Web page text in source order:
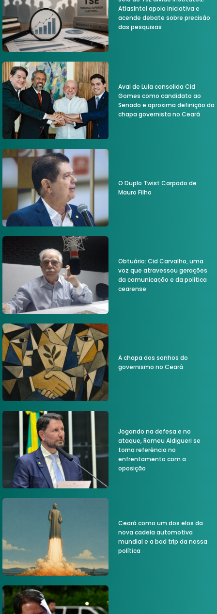
AtlasIntel apoia iniciativa e
acende debate sobre precisão
das pesquisas
Aval de Lula consolida Cid
Gomes como candidato ao
Senado e aproxima definição da
chapa governista no Ceará
O Duplo Twist Carpado de
Mauro Filho
Obtuário: Cid Carvalho, uma
voz que atravessou gerações
da comunicação e da política
cearense
A chapa dos sonhos do
governismo no Ceará
Jogando na defesa e no
ataque, Romeu Aldigueri se
torna referência no
enfrentamento com a
oposição
Ceará como um dos elos da
nova cadeia automotiva
mundial e a bad trip da nossa
política